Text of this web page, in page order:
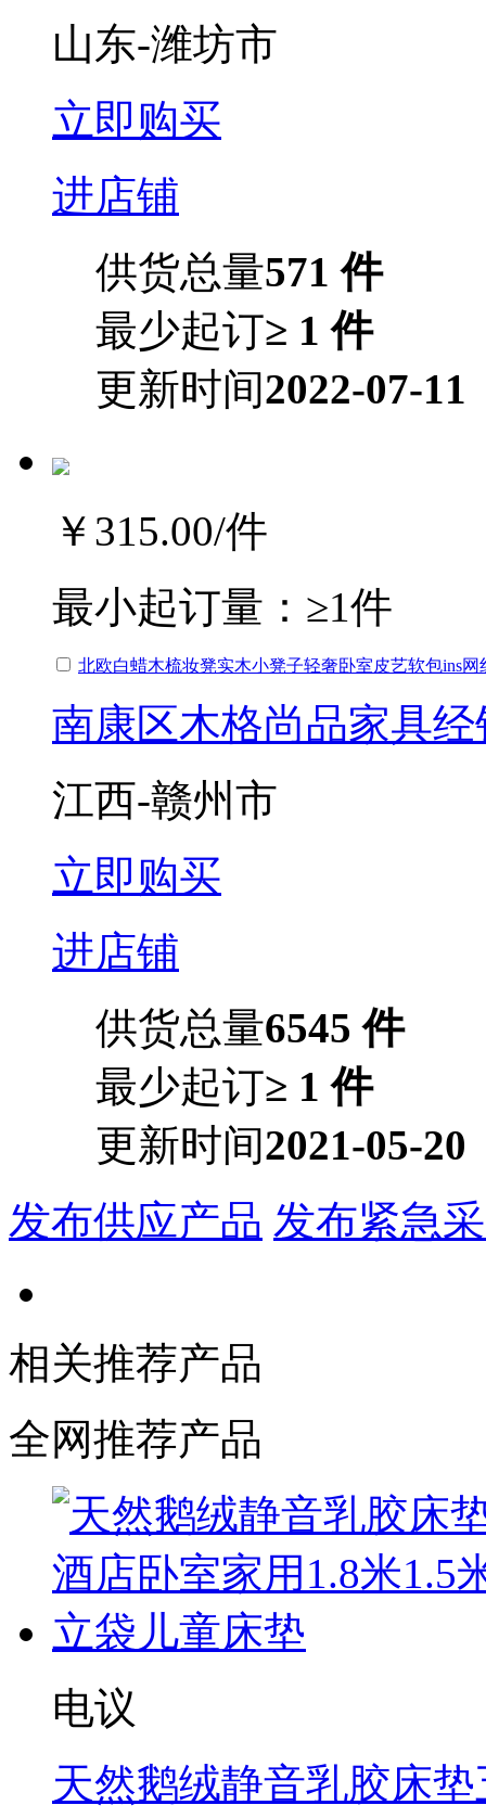
山东-潍坊市
立即购买
进店铺
供货总量571 件
最少起订≥ 1 件
更新时间2022-07-11
￥315.00/件
最小起订量： ≥1件
北欧白蜡木梳妆凳实木小凳子轻奢卧室皮艺软包ins网
南康区木格尚品家具经
江西-赣州市
立即购买
进店铺
供货总量6545 件
最少起订≥ 1 件
更新时间2021-05-20
发布供应产品 发布紧急
相关推荐产品
全网推荐产品
电议
天然鹅绒静音乳胶床